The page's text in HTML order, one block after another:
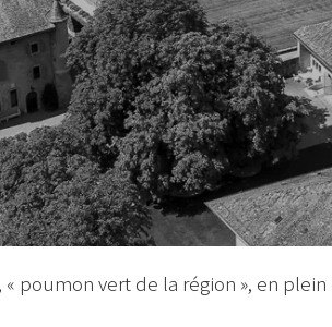
« poumon vert de la région », en